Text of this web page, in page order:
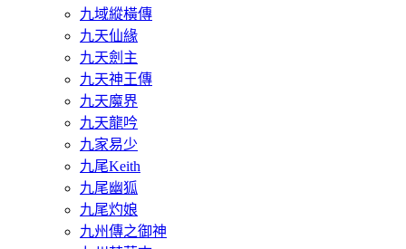
九域縱橫傳
九天仙緣
九天劍主
九天神王傳
九天魔界
九天龍吟
九家易少
九尾Keith
九尾幽狐
九尾灼娘
九州傳之御神